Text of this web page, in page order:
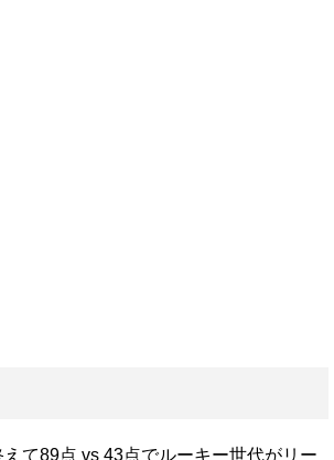
て89点 vs 43点でルーキー世代がリー